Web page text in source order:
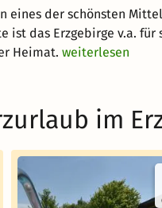
eines der schönsten
das Erzgebirge v.a.
Heimat. weiterlesen
im